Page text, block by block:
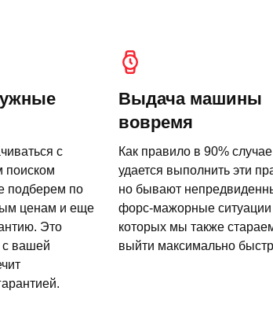
с
поиском
подберем по
ценам и еще
Это
с вашей
Выдача машины
вовремя
Как правило в 90%
удается выполнить эти
но бывают
форс-мажорные ситуации
которых мы также
выйти максимально